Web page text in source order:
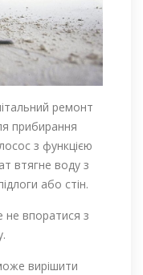
ремонт
прибирання
з функцією
втягне воду з
або стін.
впоратися з
вирішити